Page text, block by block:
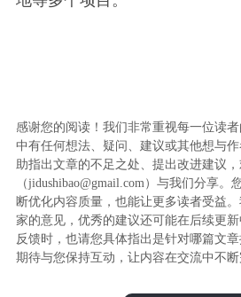
感谢您的阅读！我们非常重视每一位读
中有任何想法、疑问、建议或其他想与
助指出文章的不足之处、提出改进建议
（jidushibao@gmail.com）与我们分享
断优化内容质量，也能让更多读者受益
家的意见，优秀的建议还可能在后续更新
反馈时，也请您具体指出是针对哪篇文章
期待与您保持互动，让内容在交流中不断